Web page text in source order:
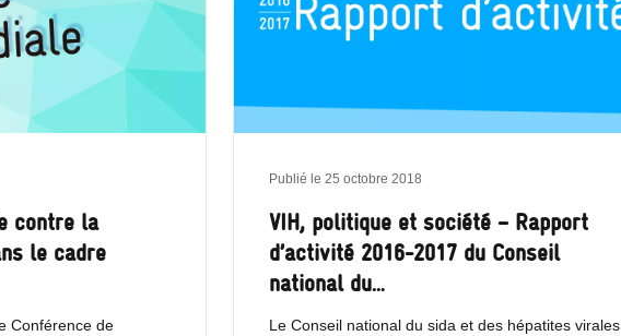
contre la
le cadre
Conférence de
VIH, politique et société – Rapport
d’activité 2016-2017 du Conseil
national du…
Le Conseil national du sida et des hépatites virales
Publié le 25 octobre 2018